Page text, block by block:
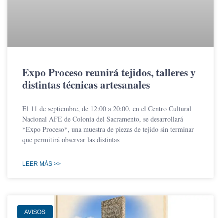
Expo Proceso reunirá tejidos, talleres y
distintas técnicas artesanales
El 11 de septiembre, de 12:00 a 20:00, en el Centro Cultural
Nacional AFE de Colonia del Sacramento, se desarrollará
*Expo Proceso*, una muestra de piezas de tejido sin terminar
que permitirá observar las distintas
LEER MÁS >>
AVISOS